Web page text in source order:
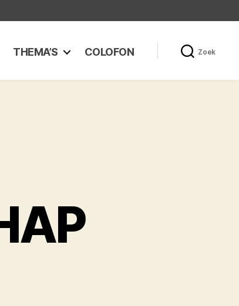
THEMA’S COLOFON Zoek